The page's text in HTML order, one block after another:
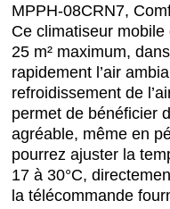
MPPH-08CRN7,
Ce climatiseur
25 m² maximum,
rapidement l’air
refroidissement de
permet de bénéficier
agréable, même en
pourrez ajuster la
17 à 30°C,
la télécommande